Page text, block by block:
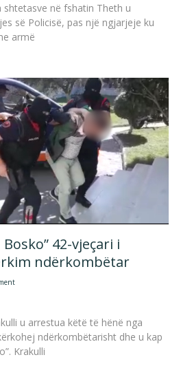
në fshatin Theth u
së Policisë, pas një ngjarjeje ku
armë
42-vjeçari i
ndërkombëtar
u arrestua këtë të hënë nga
ndërkombëtarisht dhe u kap
Krakulli